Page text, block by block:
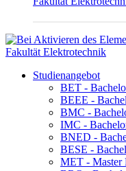
Fakultät Elektrotechnik
Studienangebot
BET -
BEEE -
BMC -
IMC -
BNED -
BESE -
MET - Master